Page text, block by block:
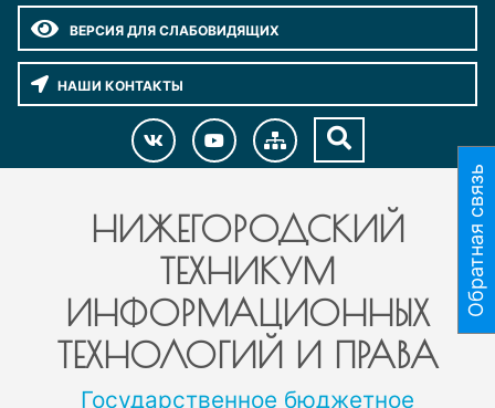
ВЕРСИЯ ДЛЯ СЛАБОВИДЯЩИХ
НАШИ КОНТАКТЫ
НИЖЕГОРОДСКИЙ
ТЕХНИКУМ
ИНФОРМАЦИОННЫХ
ТЕХНОЛОГИЙ И ПРАВА
Государственное бюджетное
Обратная связь